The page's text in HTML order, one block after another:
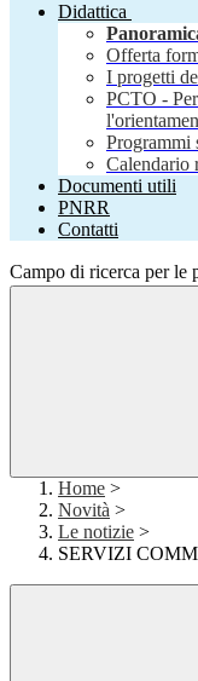
Didattica
Offerta
I progetti
PCTO -
Programmi
Calendario
Documenti utili
PNRR
Contatti
Campo di ricerca per le
Home >
Novità >
Le notizie >
SERVIZI